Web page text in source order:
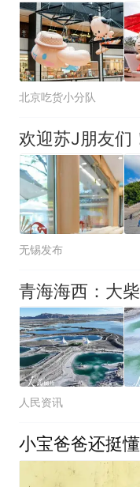
北京吃货小分队
欢迎苏J朋友们
无锡发布
青海海西：大
人民资讯
小宝爸爸还挺